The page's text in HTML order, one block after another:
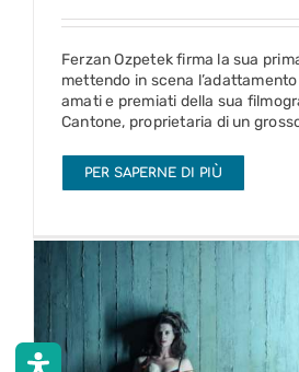
Ferzan Ozpetek firma la sua
mettendo in scena
amati e premiati della sua
Cantone, proprietaria di un
PER SAPERNE DI PIÙ
Hedda Gabler
12 – 15 gen 2023